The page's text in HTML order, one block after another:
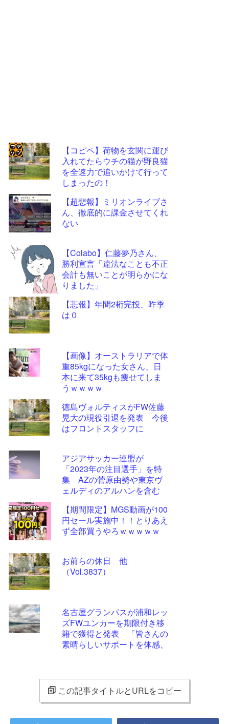
【コピペ】荷物を玄関に運び
入れてたらウチの猫が野良猫
を全速力で追いかけて行って
しまったの！
【超悲報】ミリオンライブさ
ん、徹底的に課金させてくれ
ない
【Colabo】仁藤夢乃さん、
勝利宣言「違法なことも不正
会計も無いことが明らかにな
りました」
【悲報】年間2桁完投、昨季
は０
【画像】オーストラリアで体
重85kgになった女さん、日
本に来て35kgも痩せてしま
うｗｗｗｗ
徳島ヴォルティスがFW佐藤
晃大の現役引退を発表 今後
はフロントスタッフに
アジアサッカー連盟が
「2023年の注目選手」を特
集 AZの菅原由勢や東京ヴ
ェルディのアルハンを含む
【期間限定】MGS動画が100
円セール実施中！！とりあえ
ず全部買うやろｗｗｗｗｗ
お前らの休日 他
（Vol.3837）
名古屋グランパスが浦和レッ
ズFWユンカーを期限付き移
籍で獲得と発表 「皆さんの
素晴らしいサポートを体感、
コテ
リン
- 固
定リ
ンク
更新
この記事タイトルとURLをコピー